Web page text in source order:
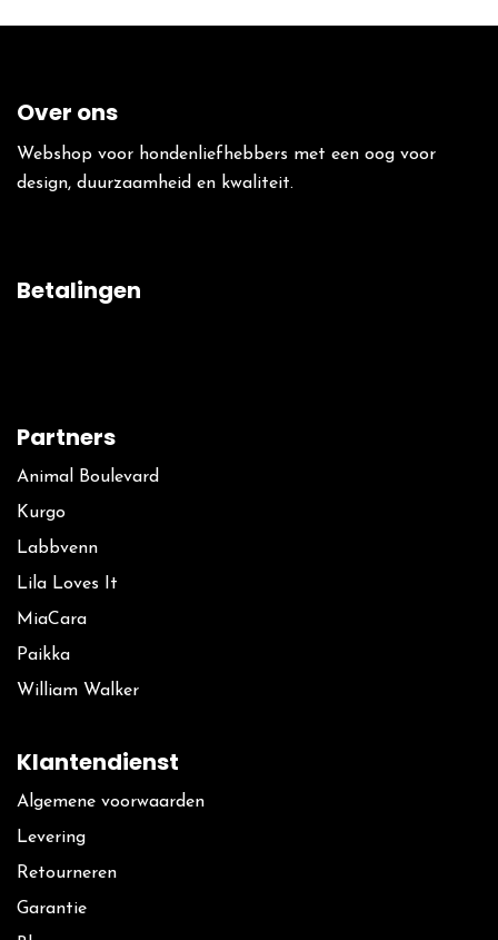
Over ons
Webshop voor hondenliefhebbers met een oog voor
design, duurzaamheid en kwaliteit.
Betalingen
Partners
Animal Boulevard
Kurgo
La​bbvenn
Lila Loves It
MiaCara
Paikka
William Walker
Klantendienst
Algemene voorwaarden
Levering
Retourneren
Garantie